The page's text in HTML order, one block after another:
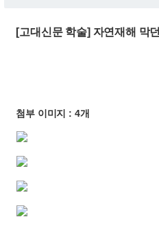
[고대신문 학술] 자연재해 막
첨부 이미지 : 4개